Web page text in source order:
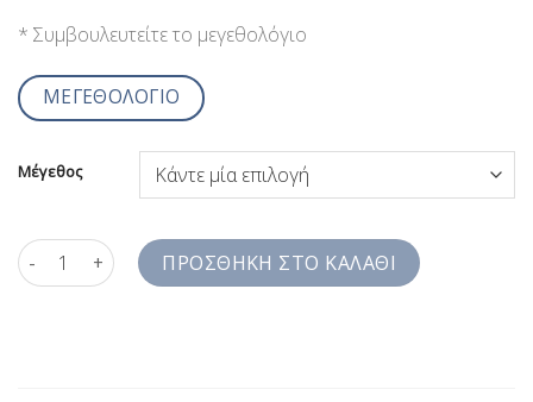
* Συμβουλευτείτε το μεγεθολόγιο
ΜΕΓΕΘΟΛΟΓΙΟ
Μέγεθος
Ανδρικά Πουκάμισα Λευκά Comfort Fit SS2JZB3171 ποσότητα
ΠΡΟΣΘΉΚΗ ΣΤΟ ΚΑΛΆΘΙ